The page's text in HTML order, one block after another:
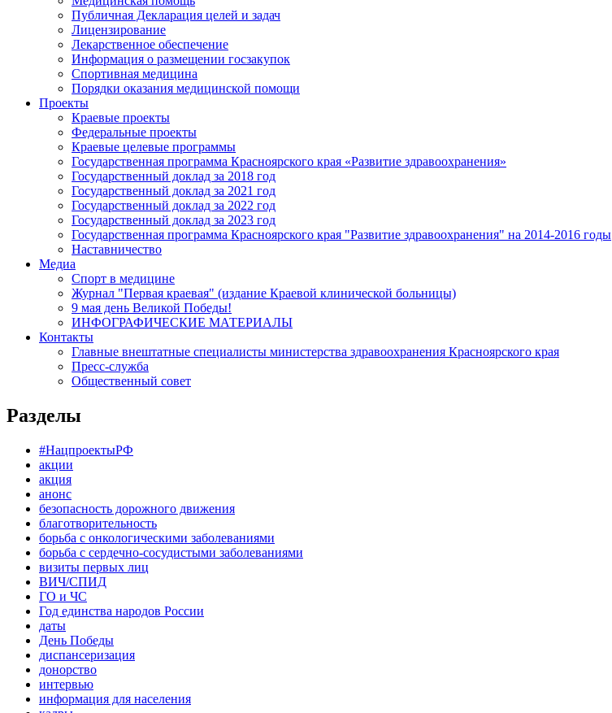
Публичная Декларация целей и задач
Лицензирование
Лекарственное обеспечение
Информация о размещении госзакупок
Спортивная медицина
Порядки оказания медицинской помощи
Проекты
Краевые проекты
Федеральные проекты
Краевые целевые программы
Государственная программа Красноярского края «Развитие здравоохранения»
Государственный доклад за 2018 год
Государственный доклад за 2021 год
Государственный доклад за 2022 год
Государственный доклад за 2023 год
Государственная программа Красноярского края "Развитие здравоохранения" на 2014-2016 годы
Наставничество
Медиа
Спорт в медицине
Журнал "Первая краевая" (издание Краевой клинической больницы)
9 мая день Великой Победы!
ИНФОГРАФИЧЕСКИЕ МАТЕРИАЛЫ
Контакты
Главные внештатные специалисты министерства здравоохранения Красноярского края
Пресс-служба
Общественный совет
Разделы
#НацпроектыРФ
акции
акция
анонс
безопасность дорожного движения
благотворительность
борьба с онкологическими заболеваниями
борьба с сердечно-сосудистыми заболеваниями
визиты первых лиц
ВИЧ/СПИД
ГО и ЧС
Год единства народов России
даты
День Победы
диспансеризация
донорство
интервью
информация для населения